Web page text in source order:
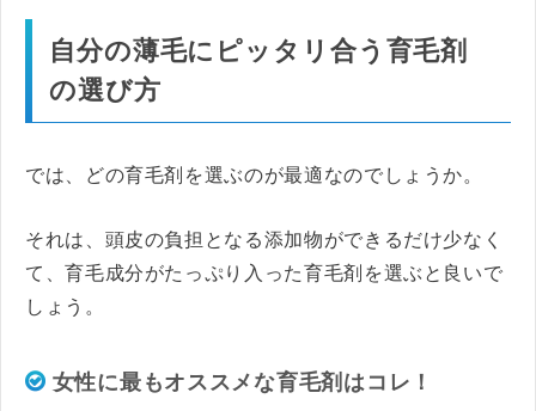
自分の薄毛にピッタリ合う育毛剤
の選び方
では、どの育毛剤を選ぶのが最適なのでしょうか。
それは、頭皮の負担となる添加物ができるだけ少なく
て、育毛成分がたっぷり入った育毛剤を選ぶと良いで
しょう。
女性に最もオススメな育毛剤はコレ！